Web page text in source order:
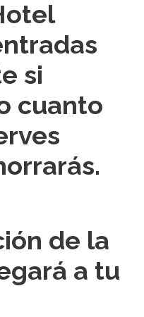
si
cuanto
de la
a tu